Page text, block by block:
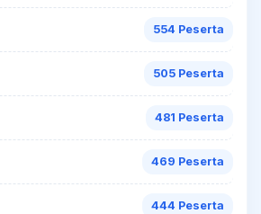
554 Peserta
505 Peserta
481 Peserta
469 Peserta
444 Peserta